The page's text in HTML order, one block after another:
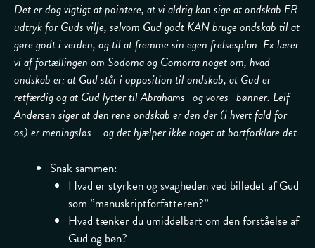
Det er dog vigtigt at pointere, at vi aldrig kan sige at ondskab ER
udtryk for Guds vilje, selvom Gud godt KAN bruge ondskab til at
gøre godt i verden, og til at fremme sin egen frelsesplan. Fx lærer
vi af fortællingen om Sodoma og Gomorra noget om, hvad
ondskab er: at Gud står i opposition til ondskab, at Gud er
retfærdig og at Gud lytter til Abrahams- og vores- bønner. Leif
Andersen siger at den rene ondskab er den der (i hvert fald for
os) er meningsløs – og det hjælper ikke noget at bortforklare det.
Snak sammen:
Hvad er styrken og svagheden ved billedet af Gud
som ”manuskriptforfatteren?”
Hvad tænker du umiddelbart om den forståelse af
Gud og bøn?